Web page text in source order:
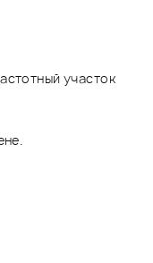
участок